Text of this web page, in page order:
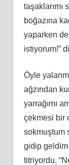
taşaklarımı
boğazına
yaparken
istiyorum!”
Öyle
ağzından
yarrağımı
çekmesi bir
sokmuştum
gidip geldim
titriyordu,